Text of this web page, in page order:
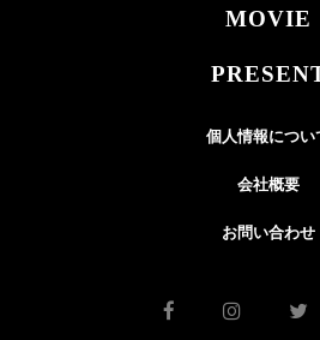
MOVIE
個人情報につい
会社概要
お問い合わせ